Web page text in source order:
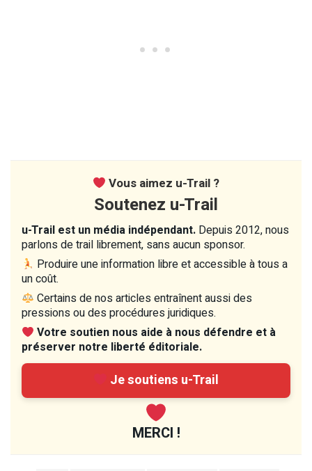
Vous aimez u-Trail ?
Soutenez u-Trail
u-Trail est un média indépendant. Depuis 2012, nous
parlons de trail librement, sans aucun sponsor.
Produire une information libre et accessible à tous a
un coût.
Certains de nos articles entraînent aussi des
pressions ou des procédures juridiques.
Votre soutien nous aide à nous défendre et à
préserver notre liberté éditoriale.
Je soutiens u-Trail
MERCI !